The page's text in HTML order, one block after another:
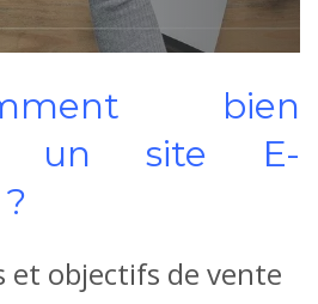
bien
un site E-
et objectifs de vente